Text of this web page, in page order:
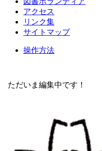
アクセス
リンク集
サイトマップ
操作方法
ただいま編集中です！